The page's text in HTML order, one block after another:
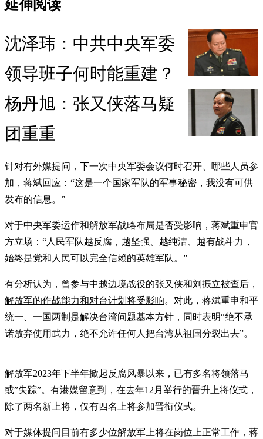
延伸阅读
沈泽玮：中共中央军委
领导班子何时能重建？
杨丹旭：张又侠落马疑
团重重
针对有外媒提问，下一次中央军委会议何时召开、哪些人员参
加，蒋斌回应：“这是一个国家军队的军事秘密，我没有可供
发布的信息。”
对于中央军委运作和解放军战略布局是否受影响，蒋斌重申官
方立场：“人民军队越反腐，越坚强、越纯洁、越有战斗力，
始终是党和人民可以完全信赖的英雄军队。”
有分析认为，曾参与中越边境战役的张又侠和刘振立被查后，
解放军的作战能力和对台计划将受影响。对此，蒋斌重申和平
统一、一国两制是解决台湾问题基本方针，同时表明“绝不承
诺放弃使用武力，绝不允许任何人把台湾从祖国分裂出去”。
解放军2023年下半年掀起反腐风暴以来，已有多名将领落马
或”失踪”。有港媒留意到，在去年12月举行的晋升上将仪式，
除了两名新上将，仅有四名上将参加晋衔仪式。
对于媒体提问目前有多少位解放军上将在岗位上正常工作，蒋